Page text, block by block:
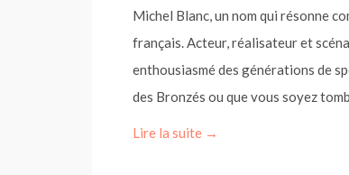
Michel Blanc, un nom qui résonne
français. Acteur, réalisateur et
enthousiasmé des générations de
des Bronzés ou que vous soyez
Lire la suite →